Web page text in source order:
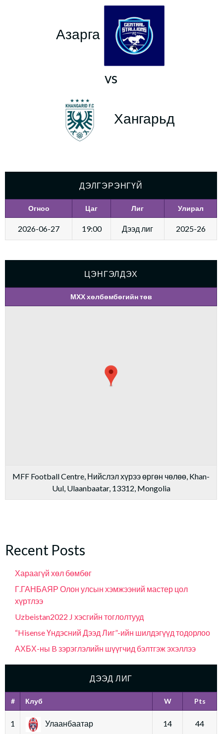
Азарга
vs
Хангарьд
ДЭЛГЭРЭНГҮЙ
Огноо Цаг Лиг Улирал
2026-06-27 19:00 Дээд лиг 2025-26
ЦЭНГЭЛДЭХ
МХХ хөлбөмбөгийн төв
MFF Football Centre, Нийслэл хүрээ өргөн чөлөө, Khan-
Uul, Ulaanbaatar, 13312, Mongolia
Recent Posts
Хараагүй хөл бөмбөг
Г.ГАНБАЯР Олон улсын хэмжээний мастер цол
хүртлээ
Uzbeistan2022 J хэсгийн тоглолтууд
“Hisense Үндэсний Дээд Лиг”-ийн шилдэгүүд тодорлоо
АХБХ-ны B зэрэглэлийн шүүгчид бэлтгэж эхэллээ
ДЭЭД ЛИГ
# Клуб W Pts
1 Улаанбаатар 14 44